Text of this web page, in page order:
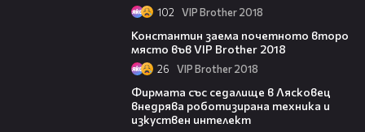
102 VIP Brother 2018
Константин заема почетното второ
място във VIP Brother 2018
26 VIP Brother 2018
Фирмата със седалище в Лясковец
внедрява роботизирана техника и
изкуствен интелект